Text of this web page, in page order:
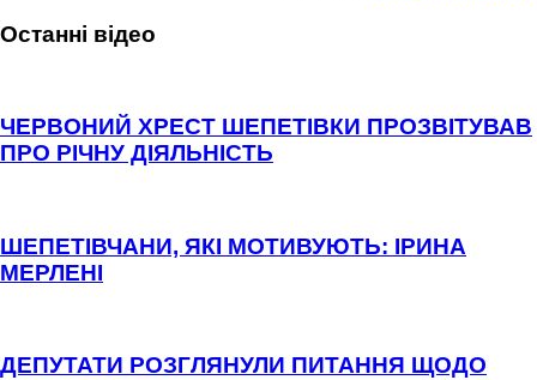
Останні відео
ЧЕРВОНИЙ ХРЕСТ ШЕПЕТІВКИ ПРОЗВІТУВАВ
ПРО РІЧНУ ДІЯЛЬНІСТЬ
ШЕПЕТІВЧАНИ, ЯКІ МОТИВУЮТЬ: ІРИНА
МЕРЛЕНІ
ДЕПУТАТИ РОЗГЛЯНУЛИ ПИТАННЯ ЩОДО